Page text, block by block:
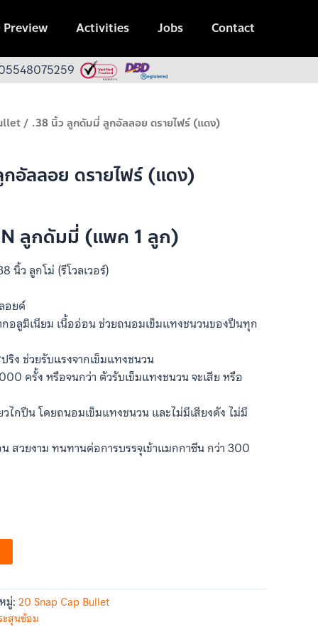
Preview Activities Jobs Contact
/ .38 นิ้ว ลูกดัมมี่ ลูกอัลลอย ดรายไฟร์ (แดง)
อัลลอย ดรายไฟร์ (แดง)
ลูกดัมมี่ (แพค 1 ลูก)
นิ้ว ลูกโม่ (รีโวลเวอร์)
อยด์
กอลูมิเนียม เนื้ออ่อน ช่วยถนอมเข็มแทงชนวนของปืนทุก
ง ช่วยรับแรงจากเข็มแทงชนวน
ครั้ง หรือจนกว่า ตัวรับเข็มแทงชนวน จะเสีย หรือ
ไกปืน โดยถนอมเข็มแทงชนวน และไม่มีเสียงดัง ไม่มี
สวยงาม ทนทานต่อการบรรจุเข้าแมกกาซีน กว่า 300
มู่: 20 Snap Cap Bullet
ะสุนซ้อม